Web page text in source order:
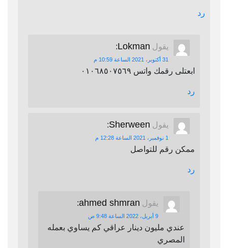
رد
يقول Lokman
:
31 أكتوبر، 2021 الساعة 10:59 م
ابعتلى رقمك واتس ٠١٠٦٨٥٠٧٥٦٩
رد
يقول Sherween
:
1 نوفمبر، 2021 الساعة 12:28 م
ممكن رقم للتواصل
رد
يقول ahmed shmran
:
9 أبريل، 2022 الساعة 9:48 ص
عندي مليون دينار عراقي كم يساوي بعمله
المصري